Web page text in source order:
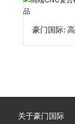
豪门国际: 高端CNC复合机一次性车
关于豪门国际